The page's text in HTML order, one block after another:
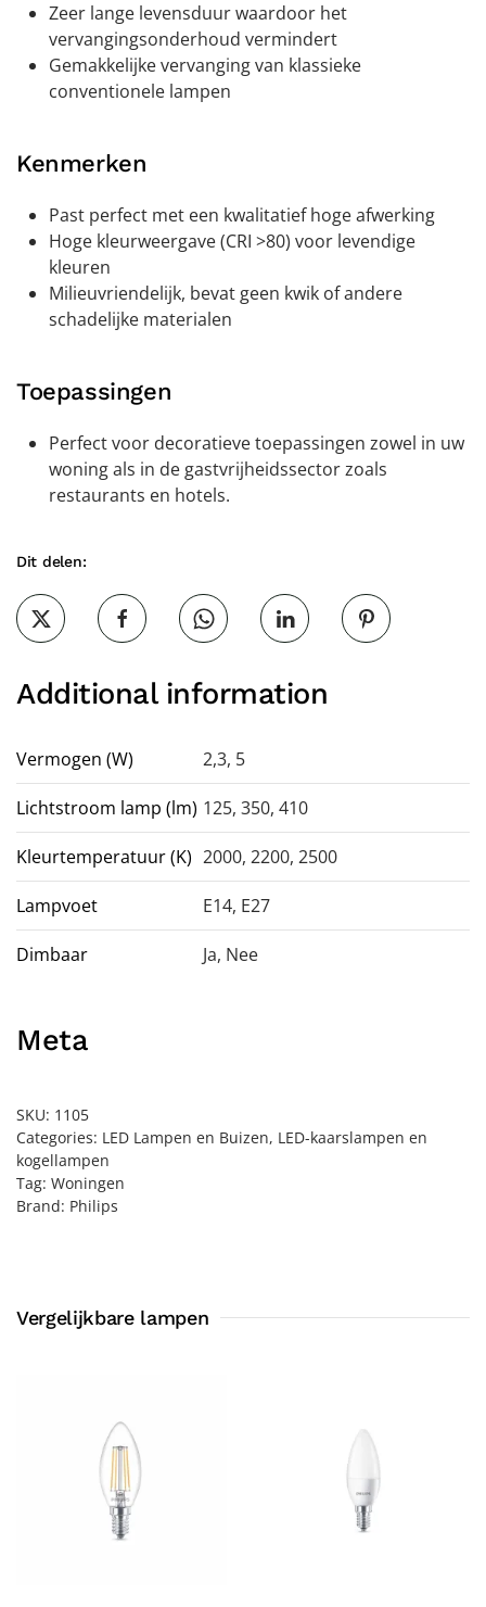
Zeer lange levensduur waardoor het
vervangingsonderhoud vermindert
Gemakkelijke vervanging van klassieke
conventionele lampen
Kenmerken
Past perfect met een kwalitatief hoge afwerking
Hoge kleurweergave (CRI >80) voor levendige
kleuren
Milieuvriendelijk, bevat geen kwik of andere
schadelijke materialen
Toepassingen
Perfect voor decoratieve toepassingen zowel in uw
woning als in de gastvrijheidssector zoals
restaurants en hotels.
Dit delen:
Additional information
Vermogen (W) 2,3, 5
Lichtstroom lamp (lm) 125, 350, 410
Kleurtemperatuur (K) 2000, 2200, 2500
Lampvoet E14, E27
Dimbaar Ja, Nee
Meta
SKU: 1105
Categories: LED Lampen en Buizen, LED-kaarslampen en
kogellampen
Tag: Woningen
Brand: Philips
Vergelijkbare lampen